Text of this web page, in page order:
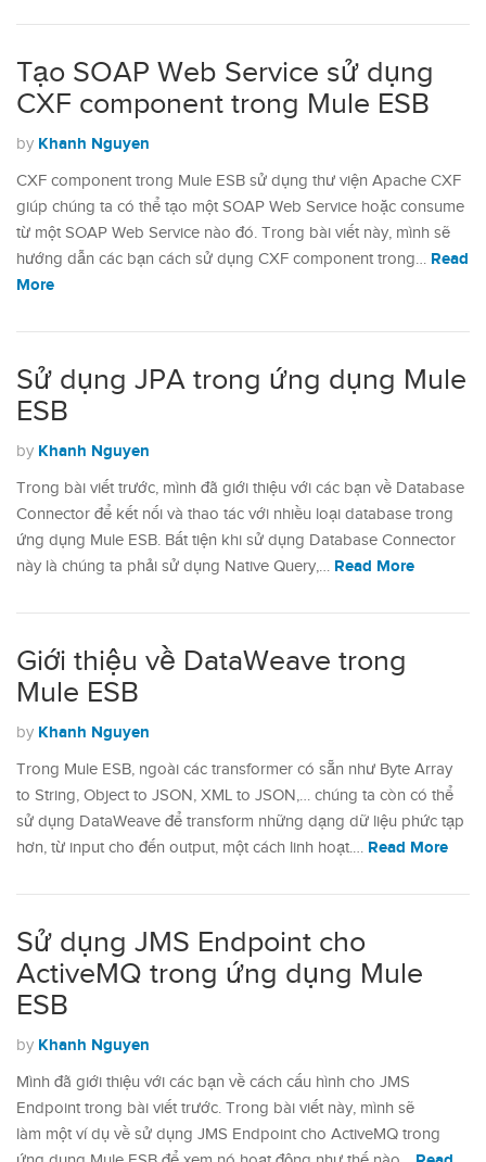
Tạo SOAP Web Service sử dụng
CXF component trong Mule ESB
by Khanh Nguyen
CXF component trong Mule ESB sử dụng thư viện Apache CXF
giúp chúng ta có thể tạo một SOAP Web Service hoặc consume
từ một SOAP Web Service nào đó. Trong bài viết này, mình sẽ
hướng dẫn các bạn cách sử dụng CXF component trong… Read
More
Sử dụng JPA trong ứng dụng Mule
ESB
by Khanh Nguyen
Trong bài viết trước, mình đã giới thiệu với các bạn về Database
Connector để kết nối và thao tác với nhiều loại database trong
ứng dụng Mule ESB. Bất tiện khi sử dụng Database Connector
này là chúng ta phải sử dụng Native Query,… Read More
Giới thiệu về DataWeave trong
Mule ESB
by Khanh Nguyen
Trong Mule ESB, ngoài các transformer có sẵn như Byte Array
to String, Object to JSON, XML to JSON,… chúng ta còn có thể
sử dụng DataWeave để transform những dạng dữ liệu phức tạp
hơn, từ input cho đến output, một cách linh hoạt.… Read More
Sử dụng JMS Endpoint cho
ActiveMQ trong ứng dụng Mule
ESB
by Khanh Nguyen
Mình đã giới thiệu với các bạn về cách cấu hình cho JMS
Endpoint trong bài viết trước. Trong bài viết này, mình sẽ
làm một ví dụ về sử dụng JMS Endpoint cho ActiveMQ trong